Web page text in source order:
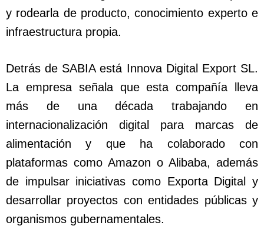
y rodearla de producto, conocimiento experto e
infraestructura propia.
Detrás de SABIA está Innova Digital Export SL.
La empresa señala que esta compañía lleva
más de una década trabajando en
internacionalización digital para marcas de
alimentación y que ha colaborado con
plataformas como Amazon o Alibaba, además
de impulsar iniciativas como Exporta Digital y
desarrollar proyectos con entidades públicas y
organismos gubernamentales.